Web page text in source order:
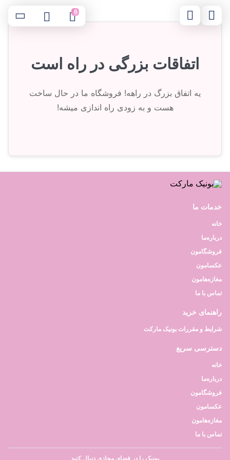
0
اتفاقات بزرگی در راه است
یه اتفاق بزرگ در راهه! فروشگاه ما در حال ساخت
هست و به زودی راه اندازی میشه!
خدمات ما
خانه
درباره‌ما
فروشگامون
عکسامون
مغازه‌هامون
تماس با ما
راهنمای خرید
شرایط و مقررات بونیک مارکت
دسترسی سریع
خانه
درباره‌ما
فروشگامون
عکسامون
مغازه‌هامون
تماس با ما
بونیک را در فضای مجازی دنبال کنید